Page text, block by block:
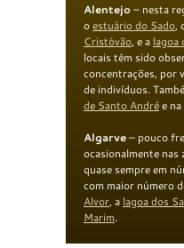
Alentejo– nesta
oestuário do Sado,
Cristóvão, e a lagoa
locais têm sido
concentrações, por
de indivíduos.
de Santo Andrée na
Algarve– pouco
ocasionalmente nas
quase sempre em
com maior número
Alvor, a lagoa dos
Marim.